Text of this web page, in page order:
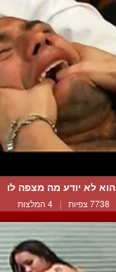
הוא לא יודע מה מצפה לו
7738 צפיות | 4 המלצות